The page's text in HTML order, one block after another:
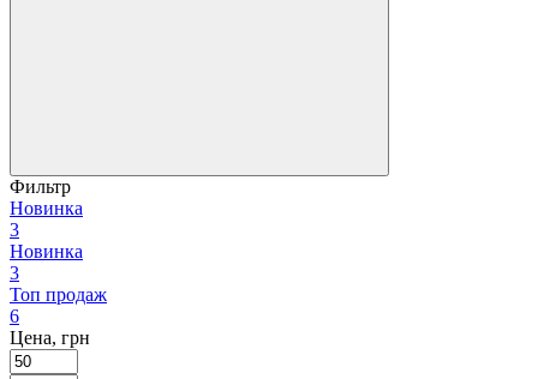
Фильтр
Новинка
3
Новинка
3
Топ продаж
6
Цена, грн